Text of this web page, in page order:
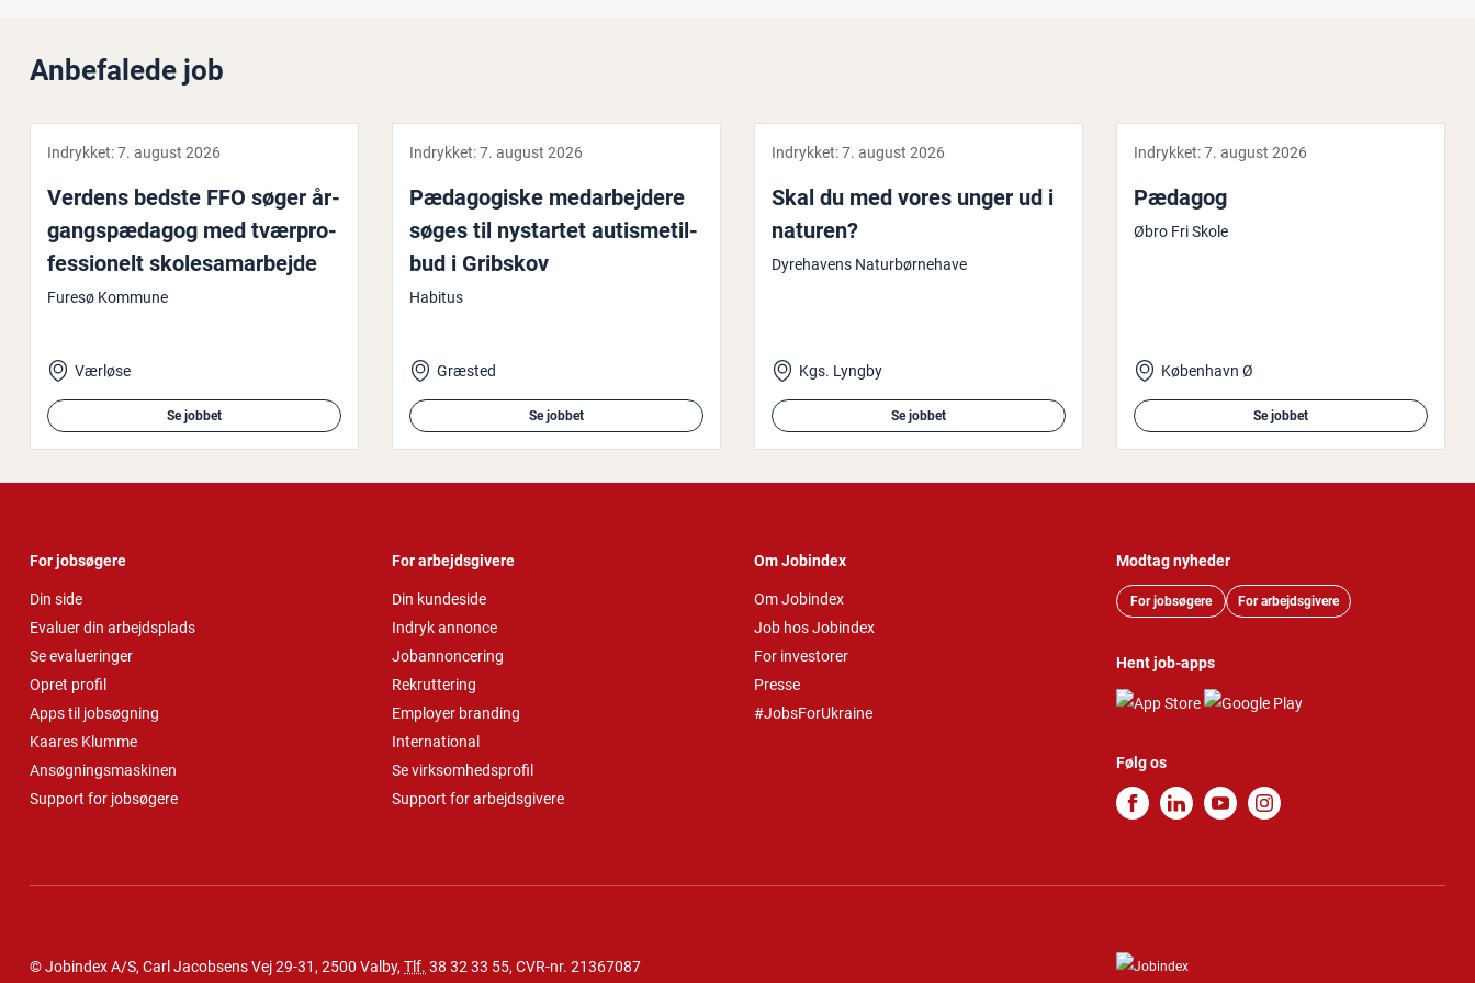
Anbefalede job
Indrykket:7. august 2026
Verdens bedste FFO søger år­
gangs­pæ­da­gog med tvær­pro­
fes­sio­nelt sko­le­sam­ar­bej­de
Furesø Kommune
Værløse
Se jobbet
Indrykket:7. august 2026
Pæ­da­go­gi­ske me­d­ar­bej­de­re
søges til nystartet au­tis­me­til­
bud i Gribskov
Habitus
Græsted
Se jobbet
Indrykket:7. august 2026
Skal du med vores unger ud i
naturen?
Dyrehavens Naturbørnehave
Kgs. Lyngby
Se jobbet
Indrykket:7. august 2026
Pædagog
Øbro Fri Skole
København Ø
Se jobbet
For jobsøgere
Din side
Evaluer din arbejdsplads
Se evalueringer
Opret profil
Apps til jobsøgning
Kaares Klumme
Ansøgningsmaskinen
Support for jobsøgere
For arbejdsgivere
Din kundeside
Indryk annonce
Jobannoncering
Rekruttering
Employer branding
International
Se virksomhedsprofil
Support for arbejdsgivere
Om Jobindex
Om Jobindex
Job hos Jobindex
For investorer
Presse
#JobsForUkraine
Modtag nyheder
For jobsøgere For arbejdsgivere
Hent job-apps
Følg os
© Jobindex A/S, Carl Jacobsens Vej 29-31, 2500 Valby, Tlf. 38 32 33 55, CVR-nr. 21367087